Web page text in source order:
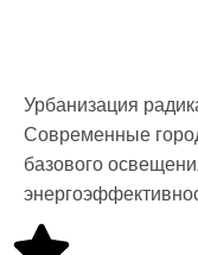
Урбанизация
Современные
базового